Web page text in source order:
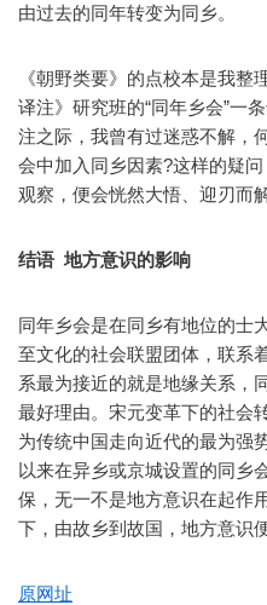
由过去的同年转变为同乡。
《朝野类要》的点校本是我
译注》研究班的“同年乡会”一
注之际，我曾有过迷惑不解，
会中加入同乡因素?这样的疑
观察，便会恍然大悟、迎刃而解
结语 地方意识的影响
同年乡会是在同乡有地位的士
至文化的社会联盟团体，联系
系最为接近的就是地缘关系，
最好理由。宋元变革下的社会
为传统中国走向近代的最为强
以来在异乡或京城设置的同乡
保，无一不是地方意识在起作
下，由故乡到故国，地方意识
原网址